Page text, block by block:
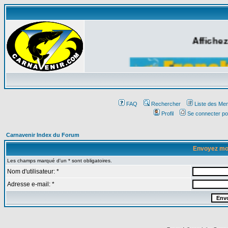
FAQ Rechercher
Liste des
Profil
Se connecter
Carnavenir Index du Forum
Envoyez
Les champs marqué d'un * sont obligatoires.
Nom d'utilisateur: *
Adresse e-mail: *